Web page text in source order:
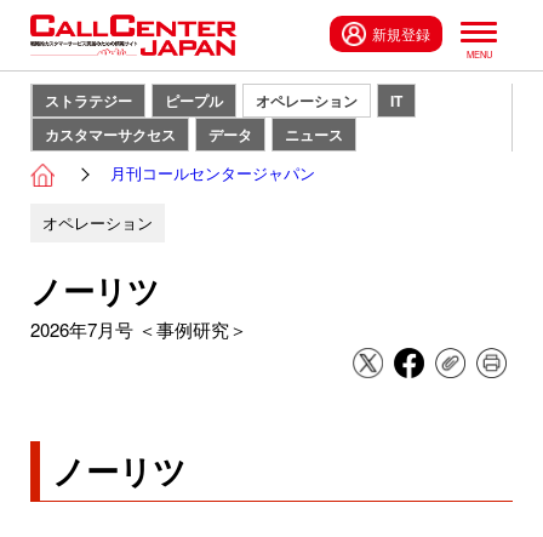
新規登録
ストラテジー ピープル オペレーション
IT
カスタマーサクセス
データ ニュース
月刊コールセンタージャパン
オペレーション
ノーリツ
2026年7月号 ＜事例研究＞
ノーリツ